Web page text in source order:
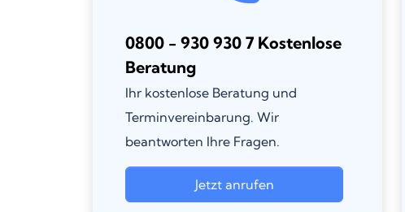
0800 - 930 930 7 Kostenlose
Beratung
Ihr kostenlose Beratung und
Terminvereinbarung. Wir
beantworten Ihre Fragen.
Jetzt anrufen